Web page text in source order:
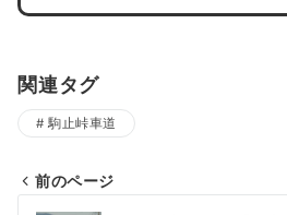
関連タグ
駒止峠車道
前のページ